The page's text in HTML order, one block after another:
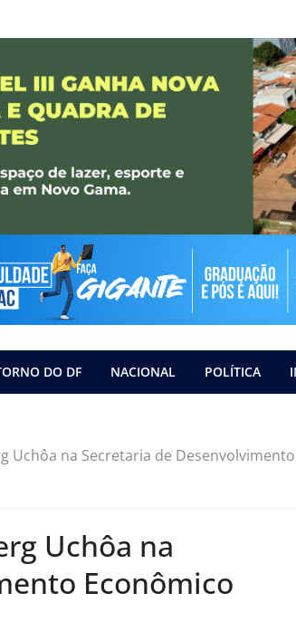
DO DF NACIONAL POLÍTICA
Uchôa na Secretaria de
Uchôa na
Econômico